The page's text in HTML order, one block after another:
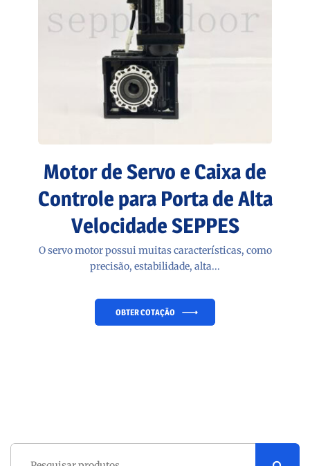
Motor de Servo e Caixa de
Controle para Porta de Alta
Velocidade SEPPES
O servo motor possui muitas características, como
precisão, estabilidade, alta...
OBTER COTAÇÃO
Pesquisar